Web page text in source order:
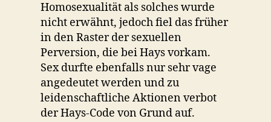
Homosexualität als solches wurde
nicht erwähnt, jedoch fiel das früher
in den Raster der sexuellen
Perversion, die bei Hays vorkam.
Sex durfte ebenfalls nur sehr vage
angedeutet werden und zu
leidenschaftliche Aktionen verbot
der Hays-Code von Grund auf.